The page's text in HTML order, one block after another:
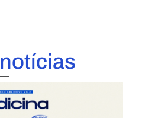
notícias